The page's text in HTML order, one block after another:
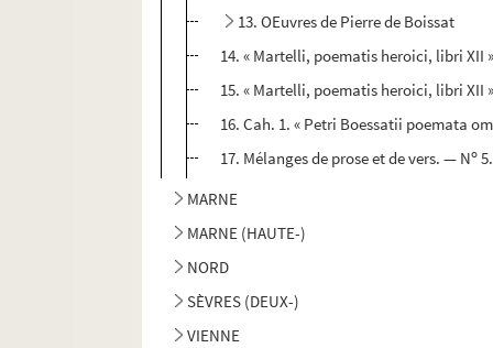
13. OEuvres de Pierre de Boissat
14. « Martelli, poematis heroici, libri XII
15. « Martelli, poematis heroici, libri XII
16. Cah. 1. « Petri Boessatii poemata
17. Mélanges de prose et de vers. — No
MARNE
MARNE (HAUTE-)
NORD
SÈVRES (DEUX-)
VIENNE